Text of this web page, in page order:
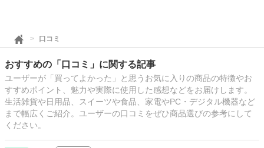
口コミ
おすすめの「口コミ」に関する記事
ユーザーが「買ってよかった」と思うお気に入りの商品の特徴やお
すすめポイント、魅力や実際に使用した感想などをお届けします。
生活雑貨や日用品、スイーツや食品、家電やPC・デジタル機器など
まで幅広くご紹介。ユーザーの口コミをぜひ商品選びの参考にして
ください。